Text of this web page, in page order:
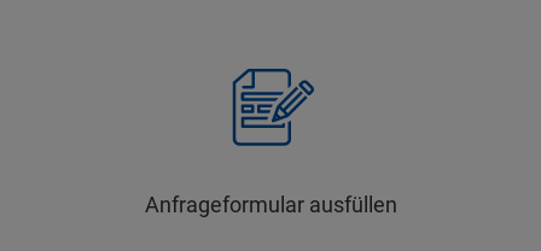
Anfrageformular ausfüllen